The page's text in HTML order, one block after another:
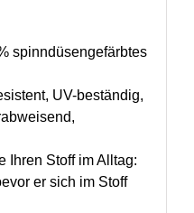
spinndüsengefärbtes
UV-beständig,
Ihren Stoff im Alltag:
er sich im Stoff